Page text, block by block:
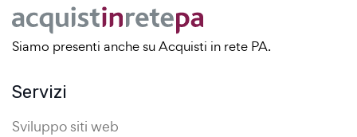
Siamo presenti anche su Acquisti in rete PA.
Servizi
Sviluppo siti web